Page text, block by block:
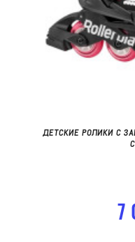
ДЕТСКИЕ РОЛИКИ С
7